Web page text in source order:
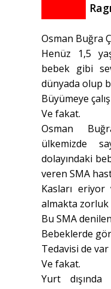
Osman Buğra
Henüz 1,5
bebek gibi
dünyada olup
Büyümeye
Ve fakat.
Osman
ülkemizde
dolayındaki
veren SMA
Kasları
almakta zorluk
Bu SMA
Bebeklerde
Tedavisi de
Ve fakat.
Yurt